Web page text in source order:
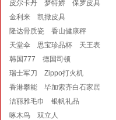
皮尔卡丹 梦特娇
保罗皮具
金利来
凯撒皮具
隆达骨质瓷
香山健康秤
天堂伞
思宝珍品杯
天王表
韩国777
德国司顿
瑞士军刀
Zippo打火机
香港攀能
毕加索齐白石家居
洁丽雅毛巾
银帆礼品
啄木鸟
双立人